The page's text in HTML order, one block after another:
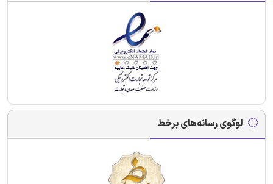
لوگوی رسانه‌های برخط